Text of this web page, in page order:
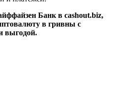
Банк в cashout.biz,
в гривны с
выгодой.